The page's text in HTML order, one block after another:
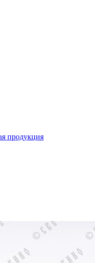
продукция